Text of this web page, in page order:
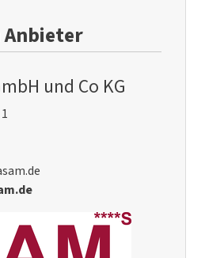
Anbieter
und Co KG